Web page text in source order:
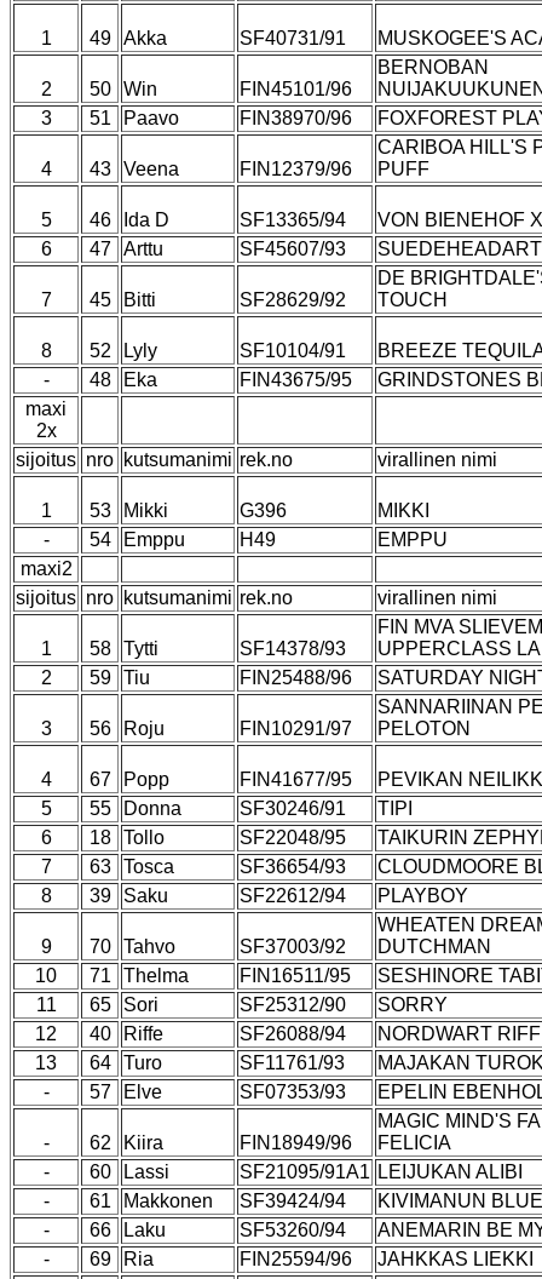
1 49 Akka SF40731/91 MUSKOGEE'S
2 50 Win FIN45101/96
BERNOBAN
3
51 Paavo FIN38970/96 FOXFOREST
4 43 Veena FIN12379/96
CARIBOA HILL'S
PUFF
5 46 Ida D SF13365/94
VON BIENEHOF
6
47 Arttu SF45607/93
7 45 Bitti SF28629/92
DE
TOUCH
8 52 Lyly SF10104/91
BREEZE
-
48 Eka FIN43675/95
GRINDSTONES
maxi
2x
sijoitus nro kutsumanimi rek.no virallinen nimi
1 53 Mikki G396
MIKKI
-
54 Emppu H49
EMPPU
maxi2
sijoitus nro kutsumanimi rek.no virallinen nimi
1 58 Tytti SF14378/93
FIN MVA
UPPERCLASS
2
59 Tiu FIN25488/96 SATURDAY
3 56 Roju FIN10291/97
SANNARIINAN
PELOTON
4 67 Popp FIN41677/95
PEVIKAN
5
55 Donna SF30246/91
TIPI
6
18 Tollo SF22048/95
TAIKURIN
7
63 Tosca SF36654/93
CLOUDMOORE
8
39 Saku SF22612/94 PLAYBOY
9 70 Tahvo SF37003/92
WHEATEN
DUTCHMAN
10
71 Thelma FIN16511/95
SESHINORE
11
65 Sori SF25312/90
SORRY
12
40 Riffe SF26088/94
NORDWART
13
64 Turo SF11761/93
MAJAKAN
-
57 Elve SF07353/93 EPELIN
- 62 Kiira FIN18949/96
MAGIC MIND'S
FELICIA
-
60 Lassi SF21095/91A1 LEIJUKAN ALIBI
-
61 Makkonen SF39424/94
KIVIMANUN
-
66 Laku SF53260/94
ANEMARIN BE
-
69 Ria FIN25594/96
JAHKKAS LIEKKI